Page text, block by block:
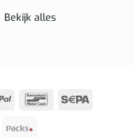
Bekijk alles
PayPal BancontactSepa